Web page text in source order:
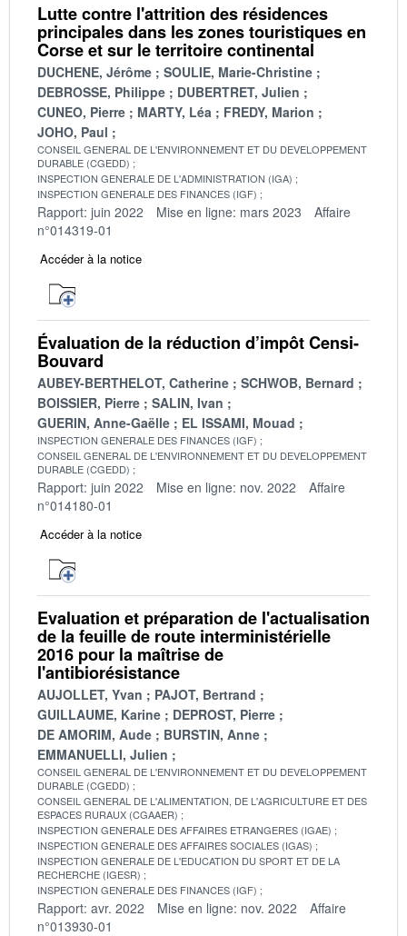
Lutte contre l'attrition des résidences
principales dans les zones touristiques en
Corse et sur le territoire continental
DUCHENE, Jérôme
SOULIE, Marie-Christine
DEBROSSE, Philippe
DUBERTRET, Julien
CUNEO, Pierre
MARTY, Léa
FREDY, Marion
JOHO, Paul
CONSEIL GENERAL DE L'ENVIRONNEMENT ET DU DEVELOPPEMENT
DURABLE (CGEDD)
INSPECTION GENERALE DE L'ADMINISTRATION (IGA)
INSPECTION GENERALE DES FINANCES (IGF)
Rapport: juin 2022 Mise en ligne: mars 2023
Affaire
n°014319-01
Accéder à la notice
Évaluation de la réduction d’impôt Censi-
Bouvard
AUBEY-BERTHELOT, Catherine
SCHWOB, Bernard
BOISSIER, Pierre
SALIN, Ivan
GUERIN, Anne-Gaëlle
EL ISSAMI, Mouad
INSPECTION GENERALE DES FINANCES (IGF)
CONSEIL GENERAL DE L'ENVIRONNEMENT ET DU DEVELOPPEMENT
DURABLE (CGEDD)
Rapport: juin 2022 Mise en ligne: nov. 2022
Affaire
n°014180-01
Accéder à la notice
Evaluation et préparation de l'actualisation
de la feuille de route interministérielle
2016 pour la maîtrise de
l'antibiorésistance
AUJOLLET, Yvan
PAJOT, Bertrand
GUILLAUME, Karine
DEPROST, Pierre
DE AMORIM, Aude
BURSTIN, Anne
EMMANUELLI, Julien
CONSEIL GENERAL DE L'ENVIRONNEMENT ET DU DEVELOPPEMENT
DURABLE (CGEDD)
CONSEIL GENERAL DE L'ALIMENTATION, DE L'AGRICULTURE ET DES
ESPACES RURAUX (CGAAER)
INSPECTION GENERALE DES AFFAIRES ETRANGERES (IGAE)
INSPECTION GENERALE DES AFFAIRES SOCIALES (IGAS)
INSPECTION GENERALE DE L'EDUCATION DU SPORT ET DE LA
RECHERCHE (IGESR)
INSPECTION GENERALE DES FINANCES (IGF)
Rapport: avr. 2022 Mise en ligne: nov. 2022
Affaire
n°013930-01